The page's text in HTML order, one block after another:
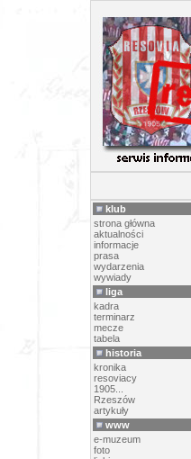
klub
strona główna
aktualności
informacje
prasa
wydarzenia
wywiady
liga
kadra
terminarz
mecze
tabela
historia
kronika
resoviacy
1905...
Rzeszów
artykuły
www
e-muzeum
foto